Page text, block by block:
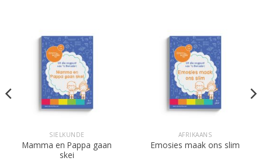
SIELKUNDE
Mamma en Pappa gaan
skei
AFRIKAANS
Emosies maak ons slim